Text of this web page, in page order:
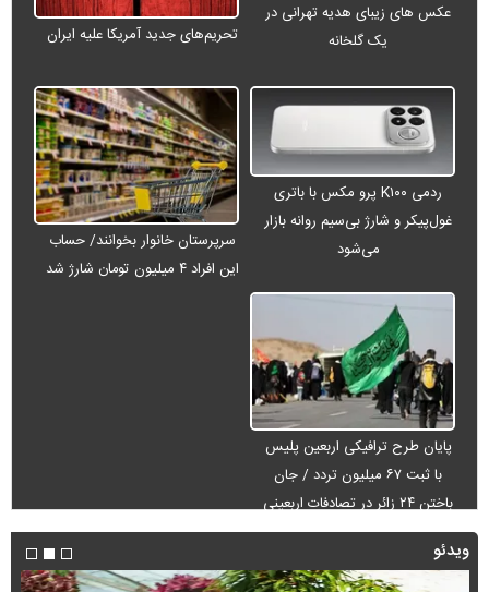
عکس های زیبای هدیه تهرانی در
یک گلخانه
تحریم‌های جدید آمریکا علیه ایران
ردمی K۱۰۰ پرو مکس با باتری
غول‌پیکر و شارژ بی‌سیم روانه بازار
می‌شود
سرپرستان خانوار بخوانند/ حساب
این افراد ۴ میلیون تومان شارژ شد
پایان طرح ترافیکی اربعین پلیس
با ثبت ۶۷ میلیون تردد / جان
باختن ۲۴ زائر در تصادفات اربعینی
ویدئو